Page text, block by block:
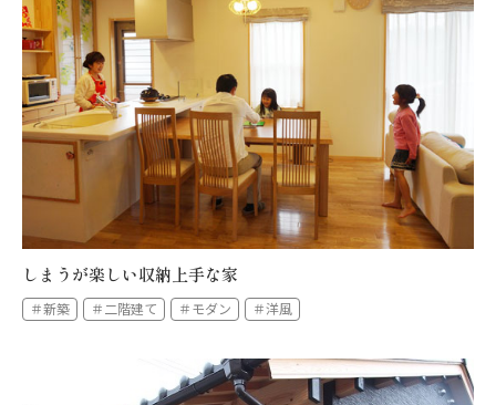
しまうが楽しい収納上手な家
＃新築 ＃二階建て ＃モダン ＃洋風